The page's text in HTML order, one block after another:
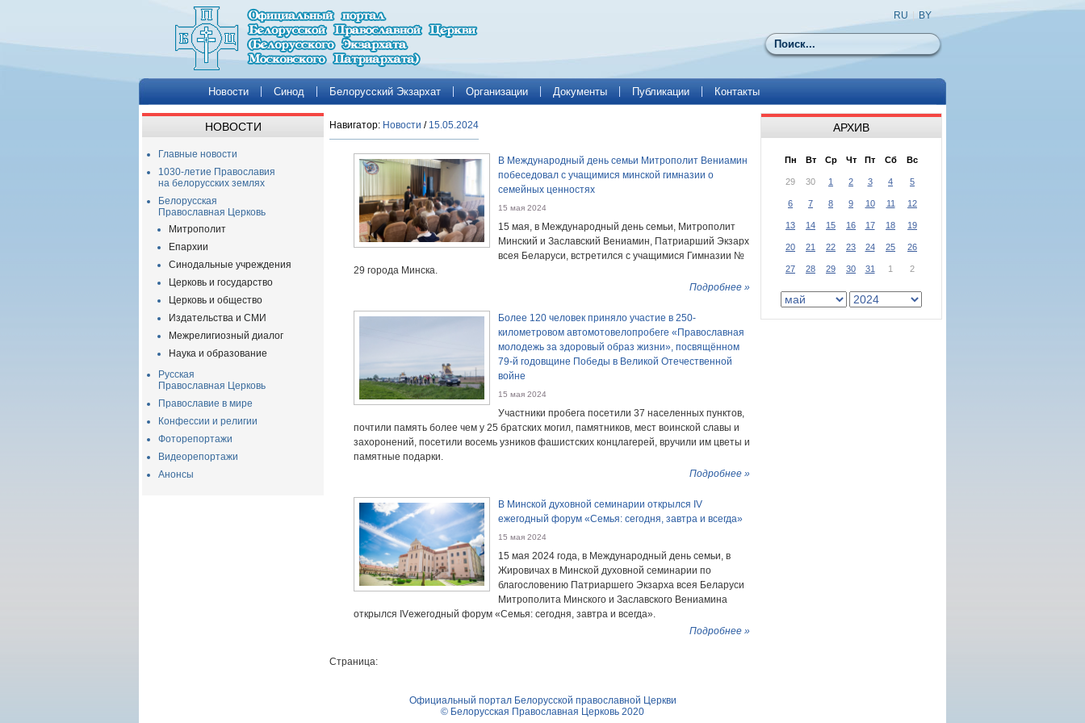
Поиск
RU BY
Новости Синод Белорусский Экзархат Организации Документы Публикации Контакты
НОВОСТИ
Главные новости
1030-летие Православия
на белорусских землях
Белорусская
Православная Церковь
Митрополит
Епархии
Синодальные учреждения
Церковь и государство
Церковь и общество
Издательства и СМИ
Межрелигиозный диалог
Наука и образование
Русская
Православная Церковь
Православие в мире
Конфессии и религии
Фоторепортажи
Видеорепортажи
Анонсы
Навигатор: Новости / 15.05.2024
В Международный день семьи Митрополит Вениамин
побеседовал с учащимися минской гимназии о
семейных ценностях
15 мая 2024
15 мая, в Международный день семьи, Митрополит
Минский и Заславский Вениамин, Патриарший Экзарх
всея Беларуси, встретился с учащимися Гимназии №
29 города Минска.
Подробнее »
Более 120 человек приняло участие в 250-
километровом автомотовелопробеге «Православная
молодежь за здоровый образ жизни», посвящённом
79-й годовщине Победы в Великой Отечественной
войне
15 мая 2024
Участники пробега посетили 37 населенных пунктов,
почтили память более чем у 25 братских могил, памятников, мест воинской славы и
захоронений, посетили восемь узников фашистских концлагерей, вручили им цветы и
памятные подарки.
Подробнее »
В Минской духовной семинарии открылся IV
ежегодный форум «Семья: сегодня, завтра и всегда»
15 мая 2024
15 мая 2024 года, в Международный день семьи, в
Жировичах в Минской духовной семинарии по
благословению Патриаршего Экзарха всея Беларуси
Митрополита Минского и Заславского Вениамина
открылся IVежегодный форум «Семья: сегодня, завтра и всегда».
Подробнее »
Страница:
АРХИВ
Пн Вт Ср Чт Пт Сб Вс
29 30 1 2 3 4 5
6 7 8 9 10 11 12
13 14 15 16 17 18 19
20 21 22 23 24 25 26
27 28 29 30 31 1 2
Официальный портал Белорусской православной Церкви
© Белорусская Православная Церковь 2020